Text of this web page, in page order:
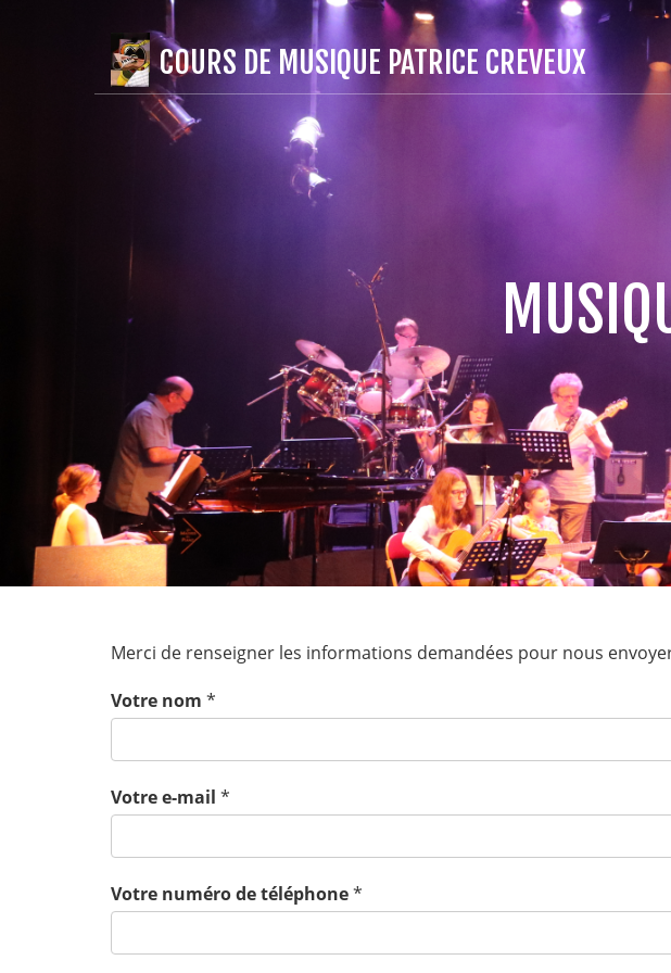
COURS DE MUSIQUE PATRICE CREVEUX
Merci de renseigner les informations demandées pour nous
Votre nom *
Votre e-mail *
Votre numéro de téléphone*